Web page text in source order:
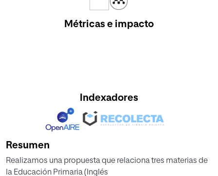
Métricas e impacto
Indexadores
Resumen
Realizamos una propuesta que relaciona tres materias de
la Educación Primaria (Inglés